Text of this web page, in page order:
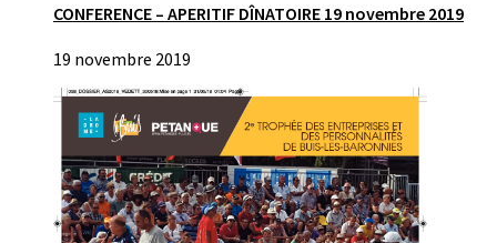
CONFERENCE – APERITIF DÎNATOIRE 19 novembre 2019
19 novembre 2019